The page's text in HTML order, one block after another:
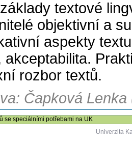
textové
objektivní a
aspekty
akceptabilita.
rozbor textů.
Čapková Lenka
se speciálními potřebami na UK
Univerzita